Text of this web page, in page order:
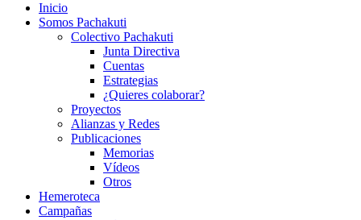
Inicio
Somos Pachakuti
Colectivo Pachakuti
Junta Directiva
Cuentas
Estrategias
¿Quieres colaborar?
Proyectos
Alianzas y Redes
Publicaciones
Memorias
Vídeos
Otros
Hemeroteca
Campañas